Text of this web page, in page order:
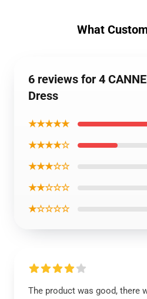
What
6 reviews for 4
Dress
★★★★★
★★★★☆
★★★☆☆
★★☆☆☆
★☆☆☆☆
The product was good, there